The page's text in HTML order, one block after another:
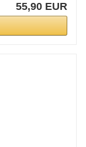
55,90 EUR